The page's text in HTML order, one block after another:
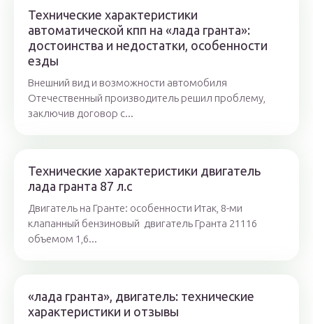
Технические характеристики
автоматической кпп на «лада гранта»:
достоинства и недостатки, особенности
езды
Внешний вид и возможности автомобиля
Отечественный производитель решил проблему,
заключив договор с...
Технические характеристики двигатель
лада гранта 87 л.с
Двигатель на Гранте: особенности Итак, 8-ми
клапанный бензиновый двигатель Гранта 21116
объемом 1,6...
«лада гранта», двигатель: технические
характеристики и отзывы